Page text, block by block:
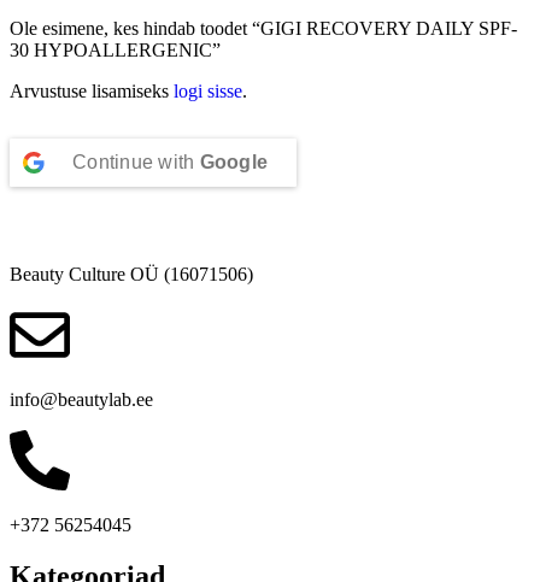
Ole esimene, kes hindab toodet “GIGI RECOVERY DAILY SPF-
30 HYPOALLERGENIC”
Arvustuse lisamiseks logi sisse.
Continue with Google
Beauty Culture OÜ (16071506)
info@beautylab.ee
+372 56254045